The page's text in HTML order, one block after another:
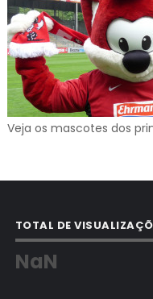
Veja os mascotes dos
TOTAL DE
NaN